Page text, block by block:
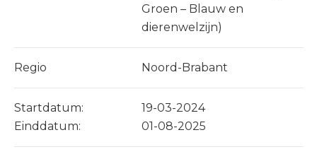
Groen – Blauw en
dierenwelzijn)
Regio Noord-Brabant
Startdatum:
19-03-2024
Einddatum:
01-08-2025